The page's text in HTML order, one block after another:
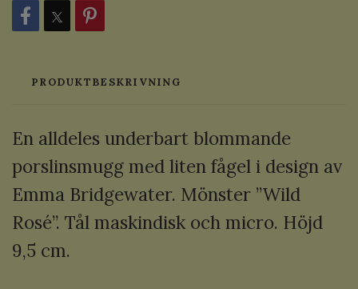
PRODUKTBESKRIVNING
En alldeles underbart blommande
porslinsmugg med liten fågel i design av
Emma Bridgewater. Mönster ”Wild
Rosé”. Tål maskindisk och micro. Höjd
9,5 cm.